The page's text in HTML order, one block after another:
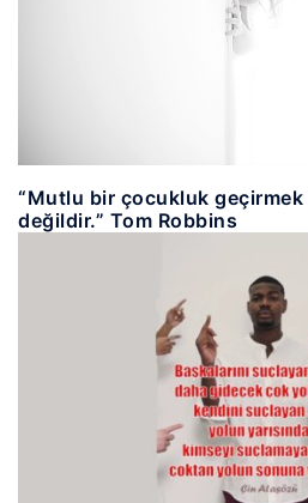
“Mutlu bir çocukluk
değildir.” Tom Robbins